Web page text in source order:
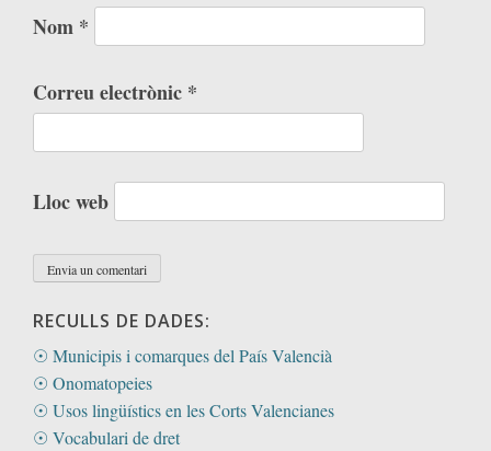
Nom *
Correu electrònic *
Lloc web
RECULLS DE DADES:
☉ Municipis i comarques del País Valencià
☉ Onomatopeies
☉ Usos lingüístics en les Corts Valencianes
☉ Vocabulari de dret